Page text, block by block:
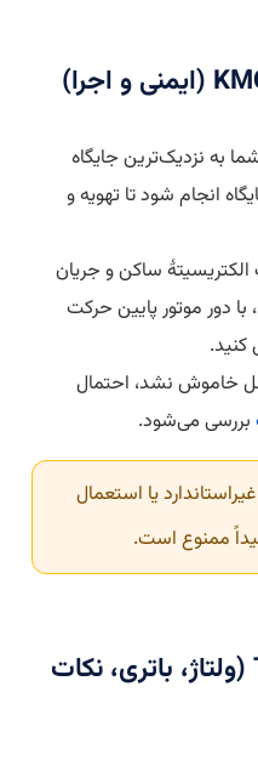
به نزدیک‌ترین جایگاه
انجام شود تا تهویه و
ساکن و جریان
دور موتور پایین حرکت
کنید.
خاموش نشد، احتمال
بررسی می‌شود.
یا استعمال
ممنوع است.
الکتریک و استارت در T8 (ولتاژ، باتری، نکات